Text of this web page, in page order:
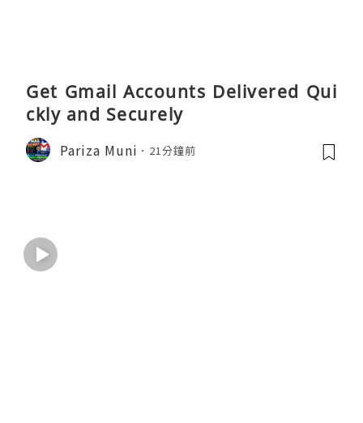
Get Gmail Accounts Delivered Qui
ckly and Securely
Pariza Muni 21分鐘前